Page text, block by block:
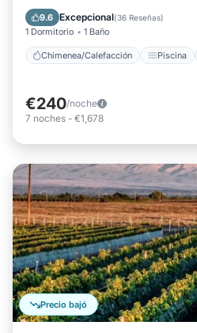
9.6 Excepcional(36 Reseñas)
1 Dormitorio 1 Baño
Chimenea/Calefacción Piscina
Balcón/Terraza
€240/noche
7 noches - €1,678
Precio bajó